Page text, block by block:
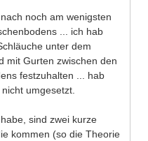
noch am wenigsten
... ich hab
unter dem
mit Gurten zwischen den
festzuhalten ... hab
umgesetzt.
sind zwei kurze
kommen (so die Theorie